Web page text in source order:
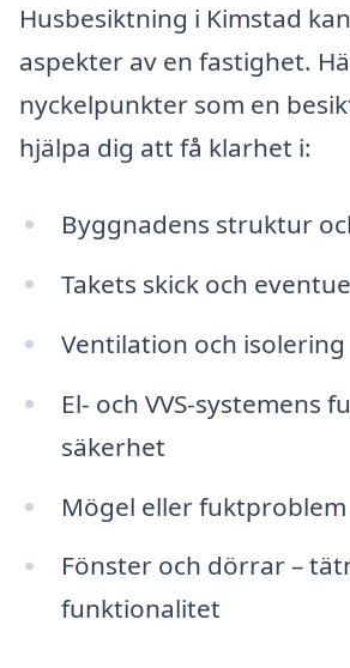
Husbesiktning i Kimstad
aspekter av en fastighet.
nyckelpunkter som en
hjälpa dig att få klarhet i:
Byggnadens struktur
Takets skick och
Ventilation och isolering
El- och VVS-systemens
säkerhet
Mögel eller fuktproblem
Fönster och dörrar –
funktionalitet